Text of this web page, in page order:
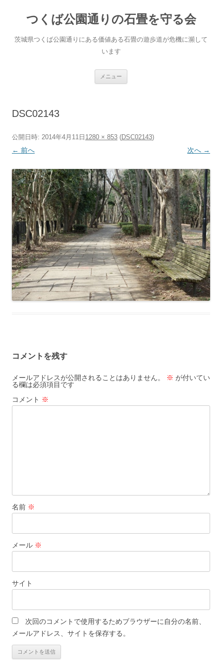
へ
ス
つくば公園通りの石畳を守る会
茨城県つくば公園通りにある価値ある石畳の遊歩道が危機に瀕して
います
メニュー
DSC02143
公開日時: 2014年4月11日 1280 × 853 (DSC02143)
← 前へ 次へ →
コメントを残す
メールアドレスが公開されることはありません。 ※ が付いてい
る欄は必須項目です
コメント ※
名前 ※
メール ※
サイト
次回のコメントで使用するためブラウザーに自分の名前、
メールアドレス、サイトを保存する。